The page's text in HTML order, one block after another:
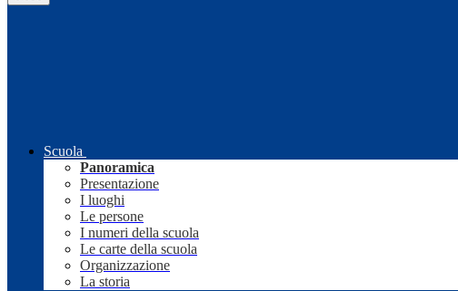
Scuola
Panoramica
Presentazione
I luoghi
Le persone
I numeri della scuola
Le carte della scuola
Organizzazione
La storia